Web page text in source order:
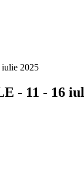
2025
- 11 - 16